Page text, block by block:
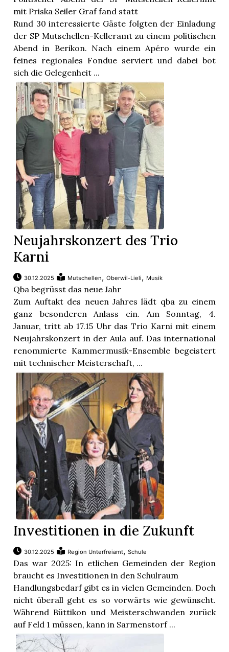
mit Priska Seiler Graf fand statt
Rund 30 interessierte Gäste folgten der Einladung
der SP Mutschellen-Kelleramt zu einem politischen
Abend in Berikon. Nach einem Apéro wurde ein
feines regionales Fondue serviert und dabei bot
sich die Gelegenheit ...
Neujahrskonzert des Trio
Karni
30.12.2025 Mutschellen,Oberwil-Lieli, Musik
Qba begrüsst das neue Jahr
Zum Auftakt des neuen Jahres lädt qba zu einem
ganz besonderen Anlass ein. Am Sonntag, 4.
Januar, tritt ab 17.15 Uhr das Trio Karni mit einem
Neujahrskonzert in der Aula auf. Das international
renommierte Kammermusik-Ensemble begeistert
mit technischer Meisterschaft, ...
Investitionen in die Zukunft
30.12.2025 Region Unterfreiamt,Schule
Das war 2025: In etlichen Gemeinden der Region
braucht es Investitionen in den Schulraum
Handlungsbedarf gibt es in vielen Gemeinden. Doch
nicht überall geht es so vorwärts wie gewünscht.
Während Büttikon und Meisterschwanden zurück
auf Feld 1 müssen, kann in Sarmenstorf ...